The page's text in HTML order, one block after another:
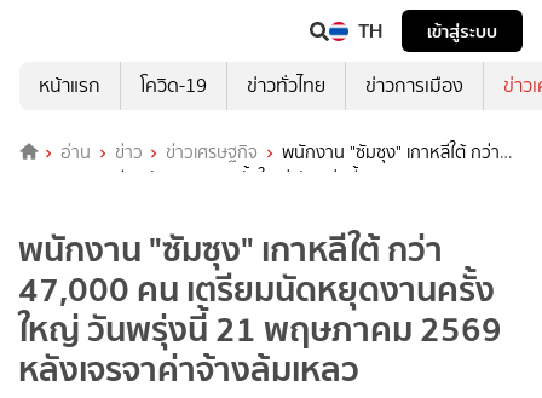
TH
เข้าสู่ระบบ
หน้าแรก
โควิด-19 ข่าวทั่วไทย ข่าวการเมือง ข่าว
อ่าน ข่าว ข่าวเศรษฐกิจ
พนักงาน "ซัมซุง" เกาหลีใต้ กว่า
47,000 คน เตรียมนัดหยุดงานครั้งใหญ่ วันพรุ่งนี้ 21 พฤษภาคม 2569
พนักงาน "ซัมซุง" เกาหลีใต้ กว่า
47,000 คน เตรียมนัดหยุดงานครั้ง
ใหญ่ วันพรุ่งนี้ 21 พฤษภาคม 2569
หลังเจรจาค่าจ้างล้มเหลว